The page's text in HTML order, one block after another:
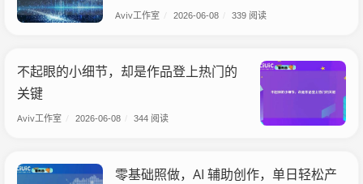
Aviv工作室 2026-06-08 339 阅读
不起眼的小细节，却是作品登上热门的
关键
Aviv工作室 2026-06-08 344 阅读
零基础照做，AI 辅助创作，单日轻松产